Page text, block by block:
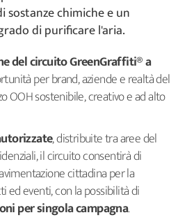
chimiche e un
di purificare l'aria.
del circuito GreenGraffiti® a
per brand, aziende e realtà del
OOH sostenibile, creativo e ad alto
, distribuite tra aree del
il circuito consentirà di
cittadina per la
ed eventi, con la possibilità di
per singola campagna.